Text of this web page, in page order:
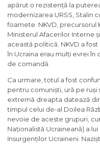
apărut o rezistență la
modernizarea URSS, Stalin
foamete. NKVD, precursorul
Ministerul Afacerilor Interne
această politică. NKVD a
în Ucraina erau mulți evrei
de comandă.
Ca urmare, totul a fost
pentru comuniști, ură pe
extremă dreapta datează
timpul celui de-al Doilea
nevoie de aceste grupuri,
Naționalistă Ucraineană) a
Insurgenților Ucraineni.